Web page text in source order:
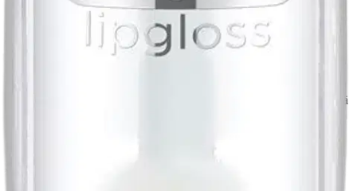
extreme shine volume huulikiilto on ehdoton hankinta, kun haluat
ominaisuutta: täyteläiset huulet, huulia turvottava vaikutus ja kiiltävä